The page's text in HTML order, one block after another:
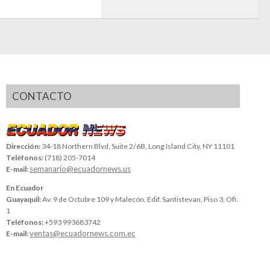
CONTACTO
Dirección: 34-18 Northern Blvd, Suite 2/6B, Long Island City, NY 11101
Teléfonos: (718) 205-7014
E-mail: semanario@ecuadornews.us
En Ecuador
Guayaquil:Av. 9 de Octubre 109 y Malecón, Edif. Santistevan, Piso 3, Ofi.
1
Teléfonos:+593 993683742
E-mail:ventas@ecuadornews.com.ec